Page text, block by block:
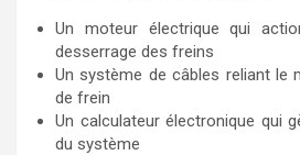
Un moteur électrique qui
desserrage des freins
Un système de câbles reliant le
de frein
Un calculateur électronique qui
du système